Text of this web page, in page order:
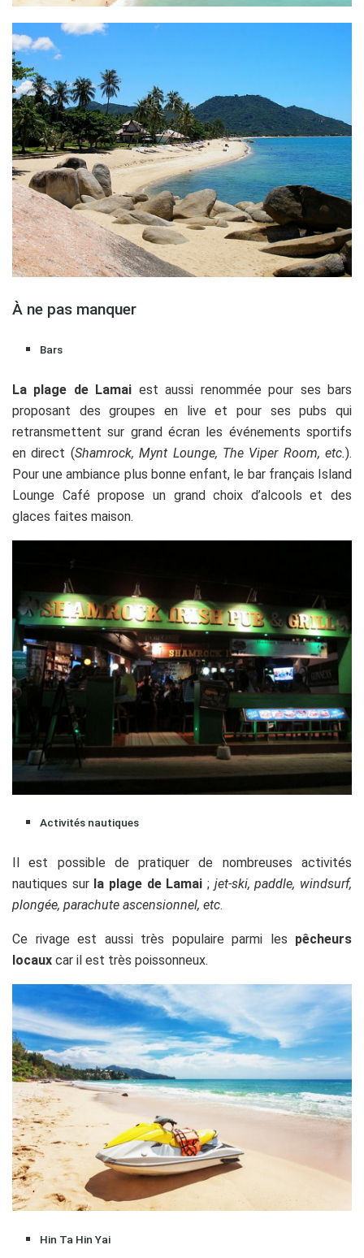
À ne pas manquer
Bars
La plage de Lamai est aussi renommée pour ses bars
proposant des groupes en live et pour ses pubs qui
retransmettent sur grand écran les événements sportifs
en direct (Shamrock, Mynt Lounge, The Viper Room, etc.).
Pour une ambiance plus bonne enfant, le bar français Island
Lounge Café propose un grand choix d’alcools et des
glaces faites maison.
Activités nautiques
Il est possible de pratiquer de nombreuses activités
nautiques surla plage de Lamai ; jet-ski, paddle, windsurf,
plongée, parachute ascensionnel, etc.
Ce rivage est aussi très populaire parmi les pêcheurs
locaux car il est très poissonneux.
Hin Ta Hin Yai